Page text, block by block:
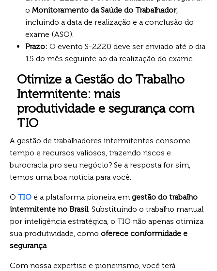
o Monitoramento da Saúde do Trabalhador,
incluindo a data de realização e a conclusão do
exame (ASO).
Prazo: O evento S-2220 deve ser enviado até o dia
15 do mês seguinte ao da realização do exame.
Otimize a Gestão do Trabalho
Intermitente: mais
produtividade e segurança com
TIO
A gestão de trabalhadores intermitentes consome
tempo e recursos valiosos, trazendo riscos e
burocracia pro seu negócio? Se a resposta for sim,
temos uma boa notícia para você.
O TIO é a plataforma pioneira em gestão do trabalho
intermitente no Brasil. Substituindo o trabalho manual
por inteligência estratégica, o TIO não apenas otimiza
sua produtividade, como oferece conformidade e
segurança.
Com nossa expertise e pioneirismo, você terá